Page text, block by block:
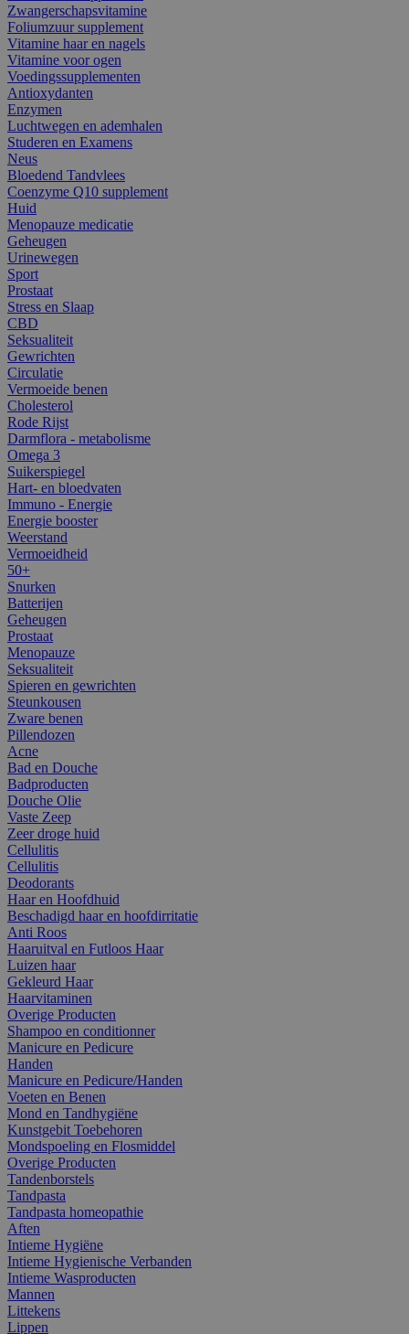
Zwangerschapsvitamine
Foliumzuur supplement
Vitamine haar en nagels
Vitamine voor ogen
Voedingssupplementen
Antioxydanten
Enzymen
Luchtwegen en ademhalen
Studeren en Examens
Neus
Bloedend Tandvlees
Coenzyme Q10 supplement
Huid
Menopauze medicatie
Geheugen
Urinewegen
Sport
Prostaat
Stress en Slaap
CBD
Seksualiteit
Gewrichten
Circulatie
Vermoeide benen
Cholesterol
Rode Rijst
Darmflora - metabolisme
Omega 3
Suikerspiegel
Hart- en bloedvaten
Immuno - Energie
Energie booster
Weerstand
Vermoeidheid
50+
Snurken
Batterijen
Geheugen
Prostaat
Menopauze
Seksualiteit
Spieren en gewrichten
Steunkousen
Zware benen
Pillendozen
Acne
Bad en Douche
Badproducten
Douche Olie
Vaste Zeep
Zeer droge huid
Cellulitis
Cellulitis
Deodorants
Haar en Hoofdhuid
Beschadigd haar en hoofdirritatie
Anti Roos
Haaruitval en Futloos Haar
Luizen haar
Gekleurd Haar
Haarvitaminen
Overige Producten
Shampoo en conditionner
Manicure en Pedicure
Handen
Manicure en Pedicure/Handen
Voeten en Benen
Mond en Tandhygiëne
Kunstgebit Toebehoren
Mondspoeling en Flosmiddel
Overige Producten
Tandenborstels
Tandpasta
Tandpasta homeopathie
Aften
Intieme Hygiëne
Intieme Hygienische Verbanden
Intieme Wasproducten
Mannen
Littekens
Lippen